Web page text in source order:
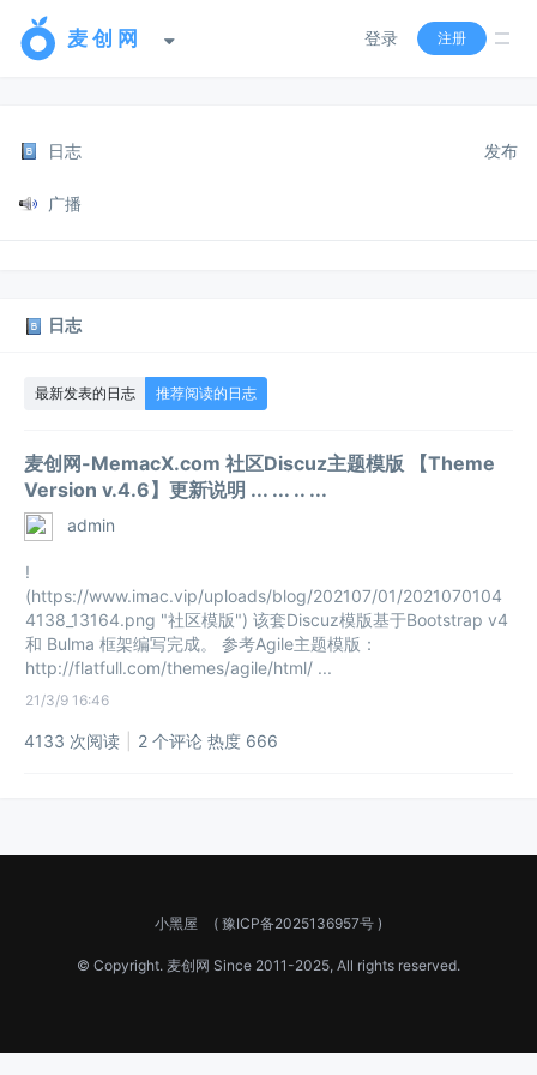
登录 注册
发布
日志
广播
日志
最新发表的日志 推荐阅读的日志
麦创网-MemacX.com 社区Discuz主题模版 【Theme
Version v.4.6】更新说明 ... ... .. ...
admin
!
(https://www.imac.vip/uploads/blog/202107/01/2021070104
4138_13164.png "社区模版") 该套Discuz模版基于Bootstrap v4
和 Bulma 框架编写完成。 参考Agile主题模版：
http://flatfull.com/themes/agile/html/ ...
21/3/9 16:46
4133 次阅读 2 个评论 热度 666
小黑屋 ( 豫ICP备2025136957号 )
© Copyright. 麦创网 Since 2011-2025, All rights reserved.